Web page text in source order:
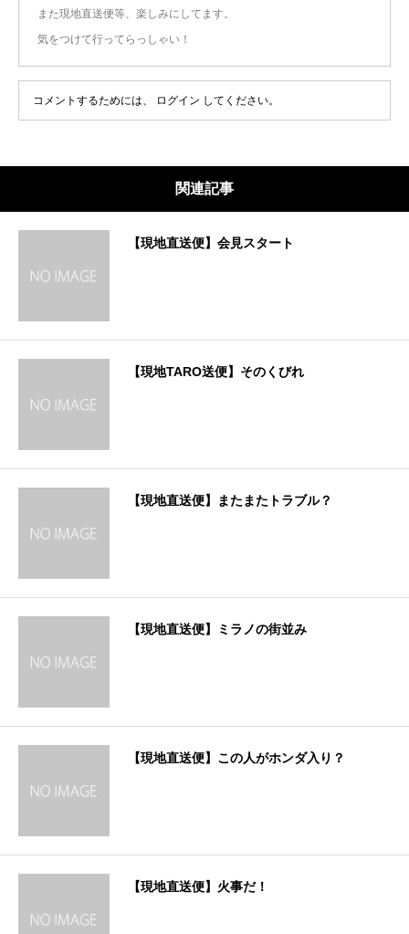
また現地直送便等、楽しみにしてます。
気をつけて行ってらっしゃい！
コメントするためには、 ログイン してください。
関連記事
【現地直送便】会見スタート
【現地TARO送便】そのくびれ
【現地直送便】またまたトラブル？
【現地直送便】ミラノの街並み
【現地直送便】この人がホンダ入り？
【現地直送便】火事だ！